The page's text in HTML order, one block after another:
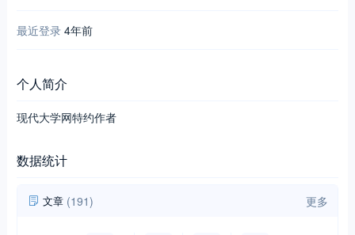
最近登录 4年前
个人简介
现代大学网特约作者
数据统计
文章 (191) 更多